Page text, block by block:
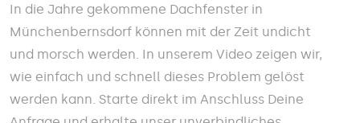
In die Jahre gekommene Dachfenster in
Münchenbernsdorf können mit der Zeit undicht
und morsch werden. In unserem Video zeigen wir,
wie einfach und schnell dieses Problem gelöst
werden kann. Starte direkt im Anschluss Deine